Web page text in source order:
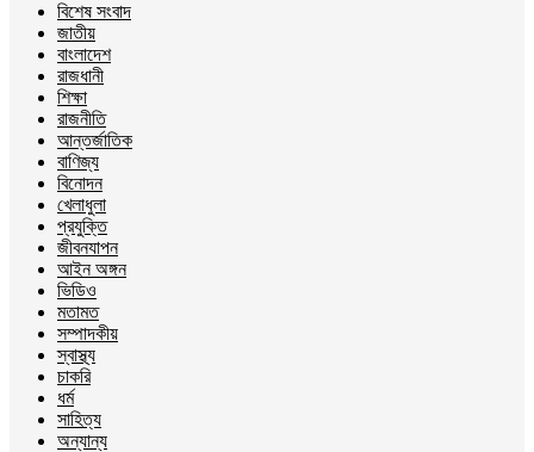
বিশেষ সংবাদ
জাতীয়
বাংলাদেশ
রাজধানী
শিক্ষা
রাজনীতি
আন্তর্জাতিক
বাণিজ্য
বিনোদন
খেলাধুলা
প্রযুক্তি
জীবনযাপন
আইন অঙ্গন
ভিডিও
মতামত
সম্পাদকীয়
স্বাস্থ্য
চাকরি
ধর্ম
সাহিত্য
অন্যান্য